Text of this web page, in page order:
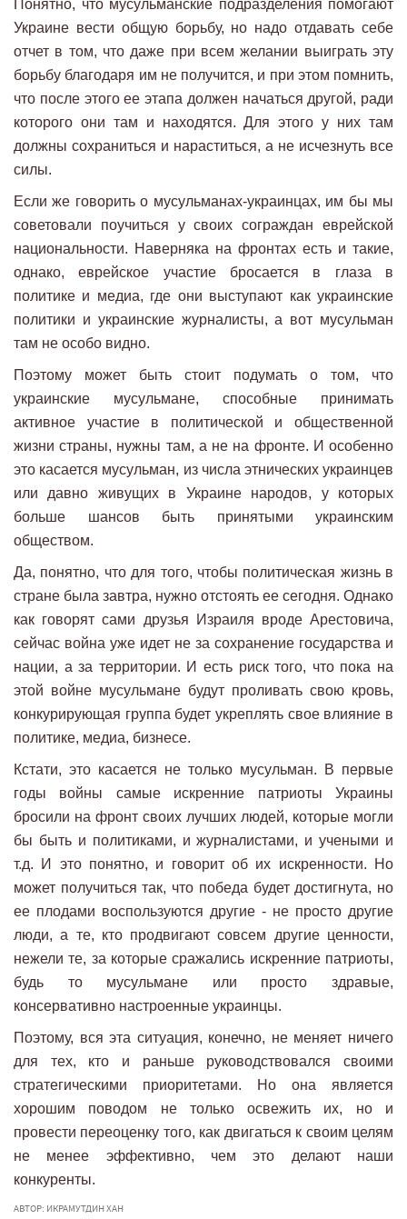
Понятно, что мусульманские подразделения помогают
Украине вести общую борьбу, но надо отдавать себе
отчет в том, что даже при всем желании выиграть эту
борьбу благодаря им не получится, и при этом помнить,
что после этого ее этапа должен начаться другой, ради
которого они там и находятся. Для этого у них там
должны сохраниться и нараститься, а не исчезнуть все
силы.
Если же говорить о мусульманах-украинцах, им бы мы
советовали поучиться у своих сограждан еврейской
национальности. Наверняка на фронтах есть и такие,
однако, еврейское участие бросается в глаза в
политике и медиа, где они выступают как украинские
политики и украинские журналисты, а вот мусульман
там не особо видно.
Поэтому может быть стоит подумать о том, что
украинские мусульмане, способные принимать
активное участие в политической и общественной
жизни страны, нужны там, а не на фронте. И особенно
это касается мусульман, из числа этнических украинцев
или давно живущих в Украине народов, у которых
больше шансов быть принятыми украинским
обществом.
Да, понятно, что для того, чтобы политическая жизнь в
стране была завтра, нужно отстоять ее сегодня. Однако
как говорят сами друзья Израиля вроде Арестовича,
сейчас война уже идет не за сохранение государства и
нации, а за территории. И есть риск того, что пока на
этой войне мусульмане будут проливать свою кровь,
конкурирующая группа будет укреплять свое влияние в
политике, медиа, бизнесе.
Кстати, это касается не только мусульман. В первые
годы войны самые искренние патриоты Украины
бросили на фронт своих лучших людей, которые могли
бы быть и политиками, и журналистами, и учеными и
т.д. И это понятно, и говорит об их искренности. Но
может получиться так, что победа будет достигнута, но
ее плодами воспользуются другие - не просто другие
люди, а те, кто продвигают совсем другие ценности,
нежели те, за которые сражались искренние патриоты,
будь то мусульмане или просто здравые,
консервативно настроенные украинцы.
Поэтому, вся эта ситуация, конечно, не меняет ничего
для тех, кто и раньше руководствовался своими
стратегическими приоритетами. Но она является
хорошим поводом не только освежить их, но и
провести переоценку того, как двигаться к своим целям
не менее эффективно, чем это делают наши
конкуренты.
АВТОР: ИКРАМУТДИН ХАН